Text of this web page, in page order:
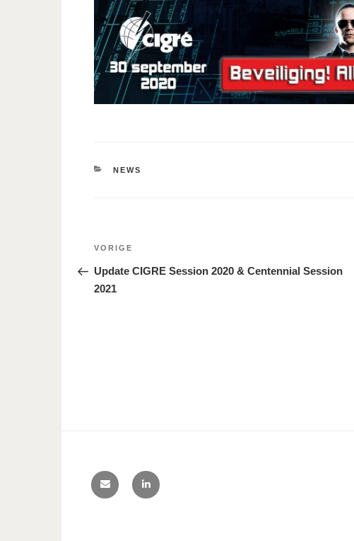
CATEGORIEËN
NEWS
Vorig
bericht
VORIGE
Update CIGRE Session 2020 & Centennial Session
2021